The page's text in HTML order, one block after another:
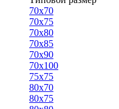
70х70
70х75
70х80
70х85
70х90
70х100
75х75
80х70
80х75